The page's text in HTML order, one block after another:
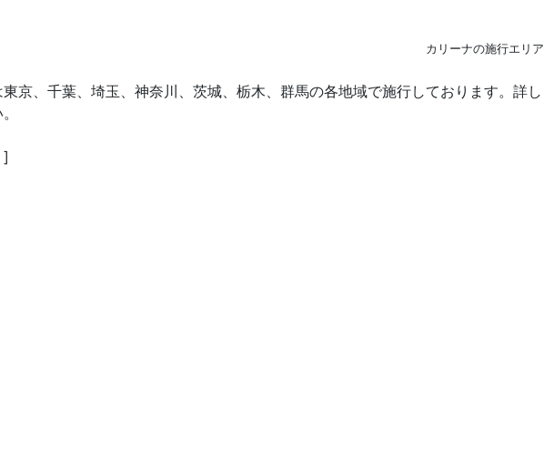
カリーナの施行エリア
京、千葉、埼玉、神奈川、茨城、栃木、群馬の各地域で施行しております。詳し
]